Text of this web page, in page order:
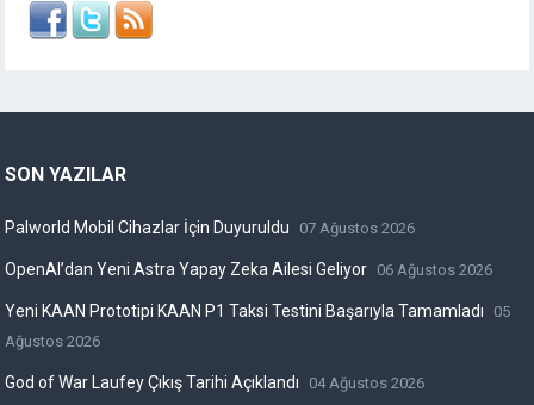
SON YAZILAR
Palworld Mobil Cihazlar İçin Duyuruldu 07 Ağustos 2026
OpenAI’dan Yeni Astra Yapay Zeka Ailesi Geliyor 06 Ağustos 2026
Yeni KAAN Prototipi KAAN P1 Taksi Testini Başarıyla Tamamladı
05
Ağustos 2026
God of War Laufey Çıkış Tarihi Açıklandı 04 Ağustos 2026